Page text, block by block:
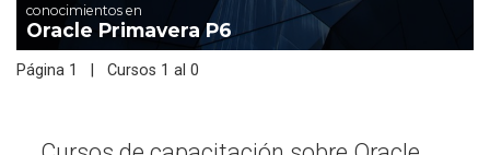
conocimientos en
Oracle Primavera P6
Página 1 | Cursos 1 al 0